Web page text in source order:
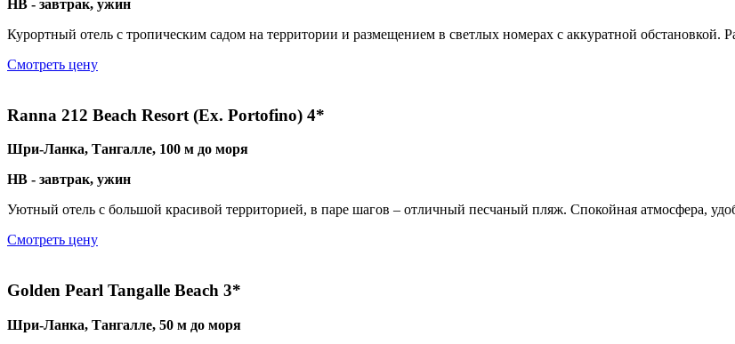
HB - завтрак, ужин
Курортный отель с тропическим садом на территории и размещением в светлых номерах с аккуратной обстановкой.
Смотреть цену
Ranna 212 Beach Resort (Ex. Portofino) 4*
Шри-Ланка, Тангалле, 100 м до моря
HB - завтрак, ужин
Уютный отель с большой красивой территорией, в паре шагов – отличный песчаный пляж. Спокойная атмосфера,
Смотреть цену
Golden Pearl Tangalle Beach 3*
Шри-Ланка, Тангалле, 50 м до моря